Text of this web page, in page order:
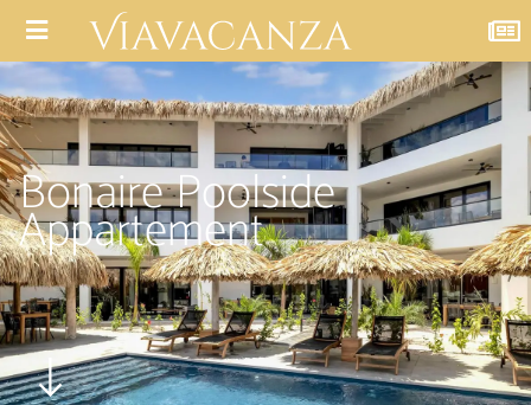
Bonaire Poolside
Appartement